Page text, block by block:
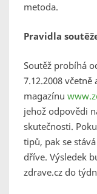
metoda.
Pravidla
Soutěž probíhá
7.12.2008
magazínu
jehož odpovědi
skutečnosti.
tipů, pak se
dříve. Výsledek
zdrave.cz do